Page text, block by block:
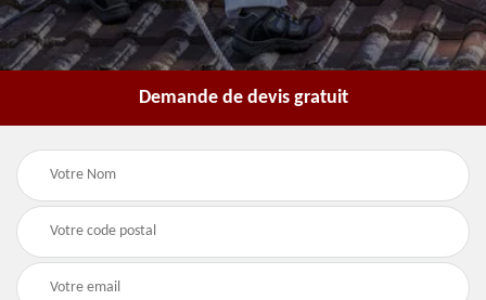
Demande de devis gratuit